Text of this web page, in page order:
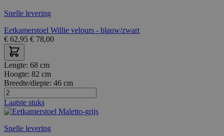
Snelle levering
Eetkamerstoel Willie velours - blauw/zwart
€ 62,95 € 78,00
Lengte: 68 cm
Hoogte: 82 cm
Breedte/diepte: 46 cm
Laatste stuks
Snelle levering